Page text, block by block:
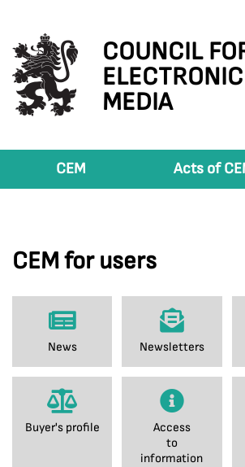
COUNCIL
ELECTRONIC
MEDIA
CEM Acts of
CEM for users
News Newsletters
Buyer's profile
Access
to
information